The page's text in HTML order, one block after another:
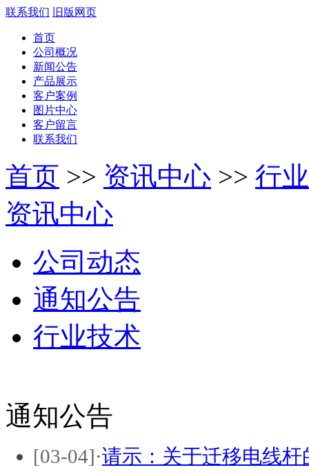
联系我们 旧版网页
首页
公司概况
新闻公告
产品展示
客户案例
图片中心
客户留言
联系我们
首页 >> 资讯中心 >> 行
资讯中心
公司动态
通知公告
行业技术
通知公告
[03-04]·请示：关于迁移电线杆